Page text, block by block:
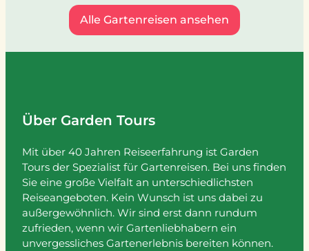
Alle Gartenreisen ansehen
Über Garden Tours
Mit über 40 Jahren Reiseerfahrung ist Garden
Tours der Spezialist für Gartenreisen. Bei uns finden
Sie eine große Vielfalt an unterschiedlichsten
Reiseangeboten. Kein Wunsch ist uns dabei zu
außergewöhnlich. Wir sind erst dann rundum
zufrieden, wenn wir Gartenliebhabern ein
unvergessliches Gartenerlebnis bereiten können.